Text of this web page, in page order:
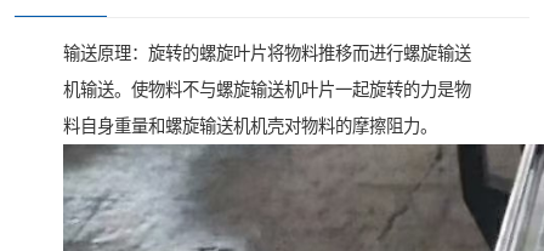
输送原理：旋转的螺旋叶片将物料推移而进行螺旋输送
机输送。使物料不与螺旋输送机叶片一起旋转的力是物
料自身重量和螺旋输送机机壳对物料的摩擦阻力。